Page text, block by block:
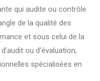
qui audite ou contrôle
de la qualité des
et sous celui de la
ou d’évaluation,
spécialisées en